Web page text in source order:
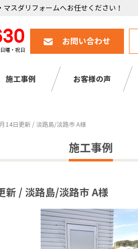
スダリフォームへお任せください！
曜・祝日
お問い合わせ
施工事例 お客様の声
14日更新 / 淡路島/淡路市 A様
施工事例
新 / 淡路島/淡路市 A様